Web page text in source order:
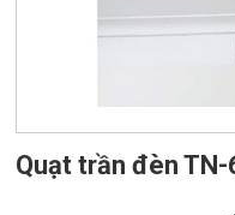
Quạt trần đèn TN-